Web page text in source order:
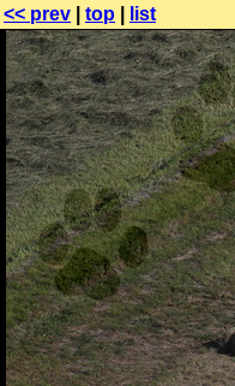
<< prev top list